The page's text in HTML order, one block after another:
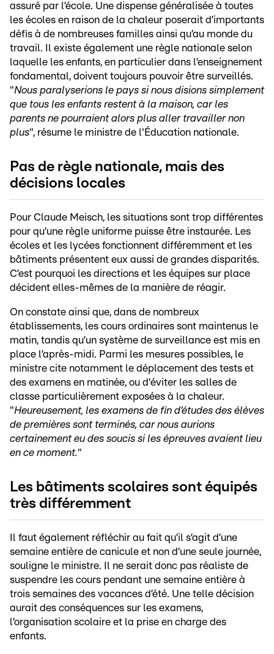
assuré par l’école. Une dispense généralisée à toutes
les écoles en raison de la chaleur poserait d’importants
défis à de nombreuses familles ainsi qu’au monde du
travail. Il existe également une règle nationale selon
laquelle les enfants, en particulier dans l’enseignement
fondamental, doivent toujours pouvoir être surveillés.
"Nous paralyserions le pays si nous disions simplement
que tous les enfants restent à la maison, car les
parents ne pourraient alors plus aller travailler non
plus", résume le ministre de l'Éducation nationale.
Pas de règle nationale, mais des
décisions locales
Pour Claude Meisch, les situations sont trop différentes
pour qu’une règle uniforme puisse être instaurée. Les
écoles et les lycées fonctionnent différemment et les
bâtiments présentent eux aussi de grandes disparités.
C’est pourquoi les directions et les équipes sur place
décident elles-mêmes de la manière de réagir.
On constate ainsi que, dans de nombreux
établissements, les cours ordinaires sont maintenus le
matin, tandis qu’un système de surveillance est mis en
place l’après-midi. Parmi les mesures possibles, le
ministre cite notamment le déplacement des tests et
des examens en matinée, ou d'éviter les salles de
classe particulièrement exposées à la chaleur.
"Heureusement, les examens de fin d’études des élèves
de premières sont terminés, car nous aurions
certainement eu des soucis si les épreuves avaient lieu
en ce moment."
Les bâtiments scolaires sont équipés
très différemment
Il faut également réfléchir au fait qu’il s’agit d’une
semaine entière de canicule et non d’une seule journée,
souligne le ministre. Il ne serait donc pas réaliste de
suspendre les cours pendant une semaine entière à
trois semaines des vacances d’été. Une telle décision
aurait des conséquences sur les examens,
l’organisation scolaire et la prise en charge des
enfants.